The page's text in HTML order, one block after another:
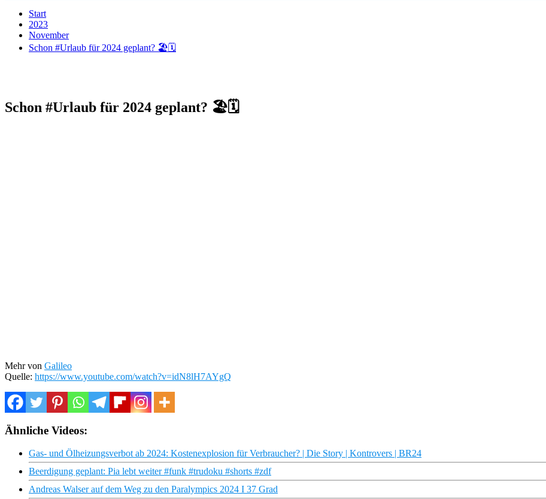
Start
2023
November
Schon #Urlaub für 2024 geplant? 🏖️🗓️
Schon #Urlaub für 2024 geplant? 🏖️🗓️
Mehr von Galileo
Quelle: https://www.youtube.com/watch?v=idN8lH7AYgQ
Ähnliche Videos:
Gas- und Ölheizungsverbot ab 2024: Kostenexplosion für Verbraucher? | Die Story | Kontrovers | BR24
Beerdigung geplant: Pia lebt weiter #funk #trudoku #shorts #zdf
Andreas Walser auf dem Weg zu den Paralympics 2024 I 37 Grad